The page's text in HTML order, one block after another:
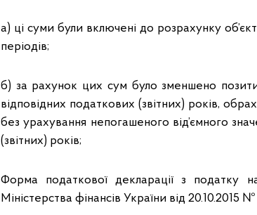
а) ці суми були включені до розрахунку
періодів;
б) за рахунок цих сум було зменшено
відповідних податкових (звітних) років,
без урахування непогашеного від’ємного
(звітних) років;
Форма податкової декларації з податку
Міністерства фінансів України від 20.10.2015